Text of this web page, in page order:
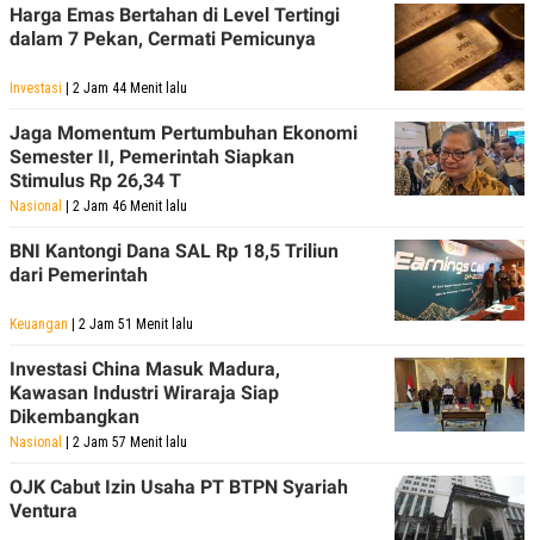
G
K
M
D
I
A
.
I
OF
PEDOMAN
PEMBERITAAN
SIBER
PRIVACY
Harga Emas Bertahan di Level Tertingi
dalam 7 Pekan, Cermati Pemicunya
Investasi | 2 Jam 44 Menit lalu
Jaga Momentum Pertumbuhan Ekonomi
Semester II, Pemerintah Siapkan
Stimulus Rp 26,34 T
Nasional | 2 Jam 46 Menit lalu
BNI Kantongi Dana SAL Rp 18,5 Triliun
dari Pemerintah
Keuangan | 2 Jam 51 Menit lalu
Investasi China Masuk Madura,
Kawasan Industri Wiraraja Siap
Dikembangkan
Nasional | 2 Jam 57 Menit lalu
OJK Cabut Izin Usaha PT BTPN Syariah
Ventura